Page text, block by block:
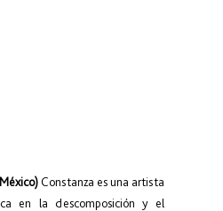
Constanza es una artista
en la descomposición y el